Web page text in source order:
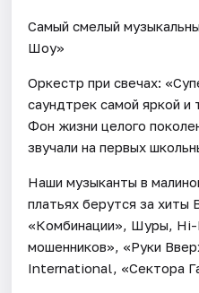
Самый смелый
Шоу»
Оркестр при свечах:
саундтрек самой яркой и
Фон жизни целого
звучали на первых
Наши музыканты в
платьях берутся за хиты
«Комбинации», Шуры,
мошенников», «Руки
International, «Сектора